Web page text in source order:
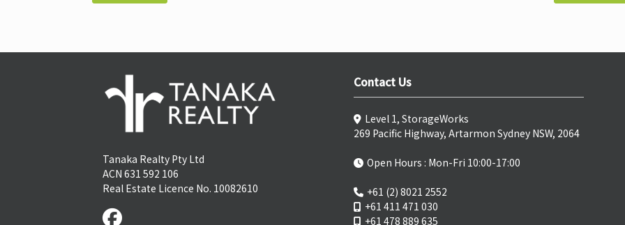
Tanaka Realty Pty Ltd
ACN 631 592 106
Real Estate Licence No. 10082610
Contact Us
Level 1, StorageWorks
269 Pacific Highway, Artarmon Sydney NSW, 2064
Open Hours : Mon-Fri 10:00-17:00
+61 (2) 8021 2552
+61 411 471 030
+61 478 889 635